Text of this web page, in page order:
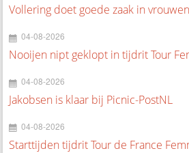
Vollering doet goede zaak in
04-08-2026
Nooijen nipt geklopt in tijdrit Tour
04-08-2026
Jakobsen is klaar bij Picnic-PostNL
04-08-2026
Starttijden tijdrit Tour de France